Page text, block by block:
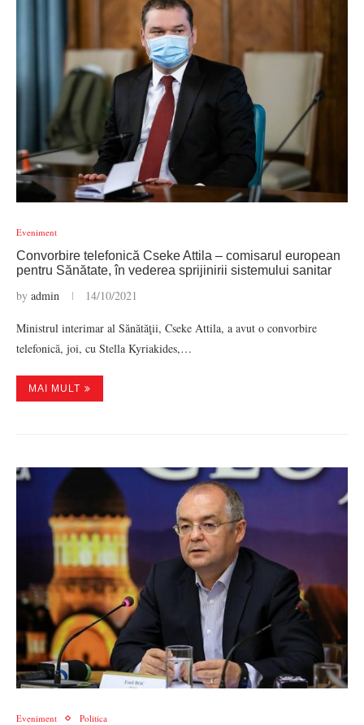
Eveniment
Convorbire telefonică Cseke Attila – comisarul european
pentru Sănătate, în vederea sprijinirii sistemului sanitar
by admin 14/10/2021
Ministrul interimar al Sănătăţii, Cseke Attila, a avut o convorbire
telefonică, joi, cu Stella Kyriakides,…
MAI MULT
Eveniment Politica